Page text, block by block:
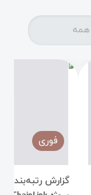
همه
فوری
گزارش